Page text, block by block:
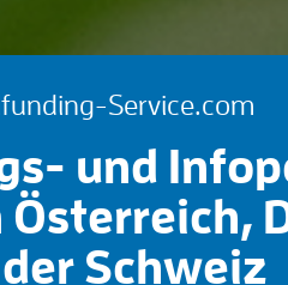
Service.com
und
Schweiz